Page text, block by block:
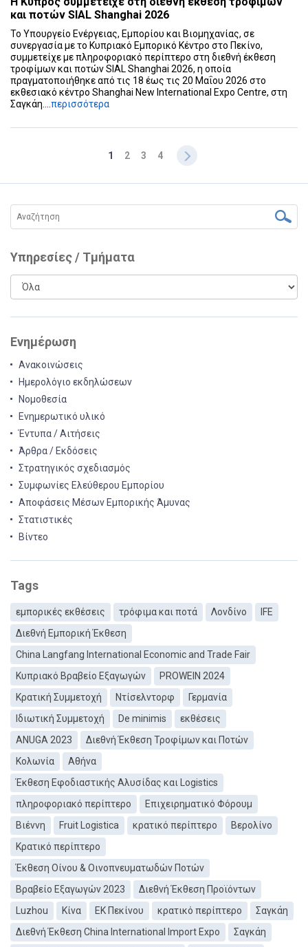
και ποτών SIAL Shanghai 2026
Το Υπουργείο Ενέργειας, Εμπορίου και Βιομηχανίας, σε
συνεργασία με το Κυπριακό Εμπορικό Κέντρο στο Πεκίνο,
συμμετείχε με πληροφοριακό περίπτερο στη διεθνή έκθεση
τροφίμων και ποτών SIAL Shanghai 2026, η οποία
πραγματοποιήθηκε από τις 18 έως τις 20 Μαΐου 2026 στο
εκθεσιακό κέντρο Shanghai New International Expo Centre, στη
Σαγκάη....περισσότερα
1 2 3 4
Υπηρεσίες / Τμήματα
Ενημέρωση
Ανακοινώσεις
Ημερολόγιο εκδηλώσεων
Νομοθεσία
Ενημερωτικό υλικό
Έντυπα / Αιτήσεις
Άρθρα / Εκδόσεις
Στρατηγικός σχεδιασμός
Συμφωνίες Ελεύθερου Εμπορίου
Αποφάσεις Μέσων Εμπορικής Άμυνας
Στατιστικές
Βίντεο
Tags
εμπορικές εκθέσεις τρόφιμα και ποτά Λονδίνο
IFE
Διεθνή Εμπορική Έκθεση
China Langfang International Economic and Trade Fair
Κυπριακό Βραβείο Εξαγωγών
PROWEIN 2024
Κρατική Συμμετοχή
Ντίσελντορφ
Γερμανία
Ιδιωτική Συμμετοχή
De minimis
εκθέσεις
ANUGA 2023
Διεθνή Έκθεση Τροφίμων και Ποτών
Κολωνία
Αθήνα
Έκθεση Εφοδιαστικής Αλυσίδας και Logistics
πληροφοριακό περίπτερο
Επιχειρηματικό Φόρουμ
Βιέννη
Fruit Logistica κρατικό περίπτερο
Βερολίνο
Κρατικό περίπτερο
Έκθεση Οίνου & Οινοπνευματωδών Ποτών
Βραβείο Εξαγωγών 2023
Διεθνή Έκθεση Προϊόντων
Luzhou
Κίνα ΕΚ Πεκίνου κρατικό περίπτερο
Σαγκάη
Διεθνή Έκθεση China International Import Expo
Σαγκάη